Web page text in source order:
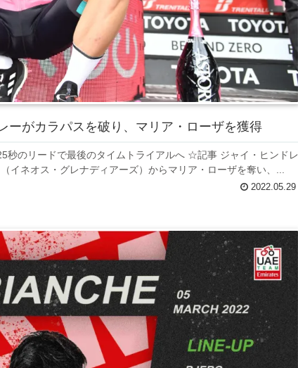
ーがカラパスを破り、マリア・ローザを獲得
秒のリードで最後のタイムトライアルへ ☆記事 ジャイ・ヒンドレ
イネオス・グレナディアーズ）からマリア・ローザを奪い、...
2022.05.29